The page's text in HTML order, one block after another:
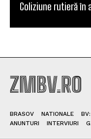
Coliziune rutieră în
ZMBV.RO
BRASOV NATIONALE
ANUNTURI
INTERVIURI